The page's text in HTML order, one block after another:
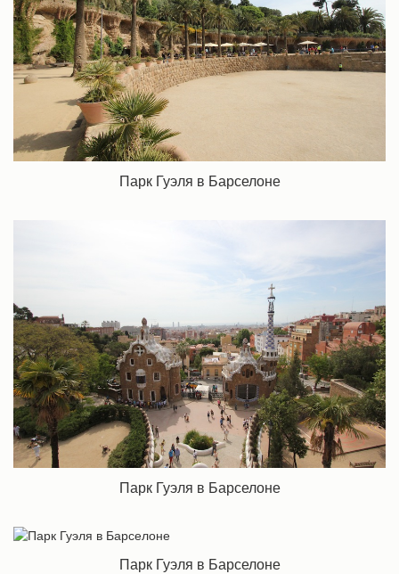
Парк Гуэля в Барселоне
Парк Гуэля в Барселоне
Парк Гуэля в Барселоне